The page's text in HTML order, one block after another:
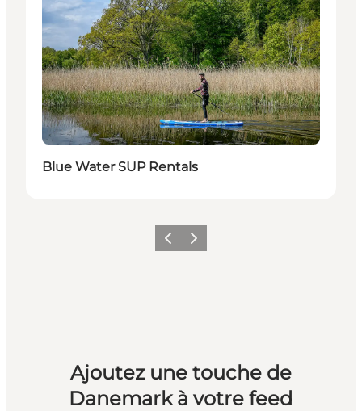
Blue Water SUP Rentals
PrécédentSuivant
Ajoutez une touche de
Danemark à votre feed